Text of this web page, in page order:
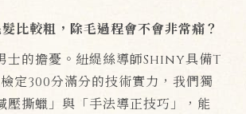
比較粗，除毛過程會不會非常痛？
士的擔憂。紐緹絲導師Shiny具備T
定300分滿分的技術實力，我們獨
壓撕蠟」與「手法導正技巧」，能